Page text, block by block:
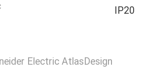
IP20
Electric AtlasDesign